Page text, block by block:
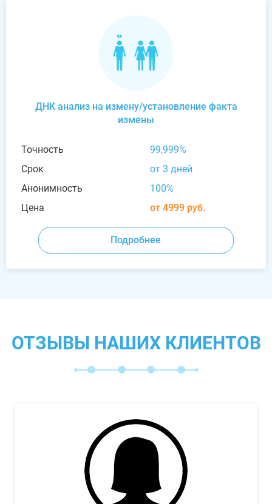
ДНК анализ на измену/установление факта
измены
Точность
99,999%
Срок
от 3 дней
Анонимность
100%
Цена
от 4999 руб.
Подробнее
ОТЗЫВЫ НАШИХ КЛИЕНТОВ